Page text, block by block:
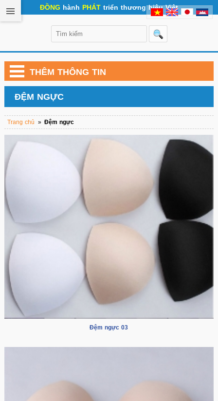
ĐỒNG hành PHÁT triển thương hiệu Việt
THÊM THÔNG TIN
ĐỆM NGỰC
Trang chủ » Đệm ngực
Đệm ngực 03